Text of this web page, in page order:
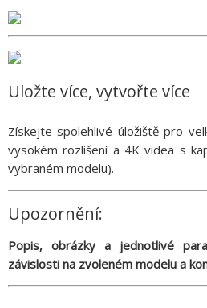
Uložte více, vytvořte více
Získejte spolehlivé úložiště pro
vysokém rozlišení a 4K videa s
vybraném modelu).
Upozornění:
Popis, obrázky a jednotlivé
závislosti na zvoleném modelu a